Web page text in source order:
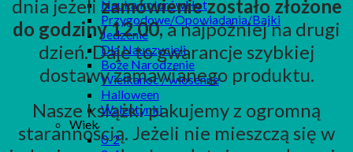
Nauka kolorów
Przygodowe/Opowiadania/Bajki
Jedzenie
Dla Nauczycieli
Boże Narodzenie
Wielkanoc / wiosenne
Halloween
Walentynki
Wiek
0-2
dnia jeżeli zamówienie zostało złożone
do godziny 12.00,a najpóźniej na drugi
dzień. Daje to gwarancje szybkiej
dostawy zamawianego produktu.
Nasze książki pakujemy z ogromną
starannością. Jeżeli nie mieszczą się w